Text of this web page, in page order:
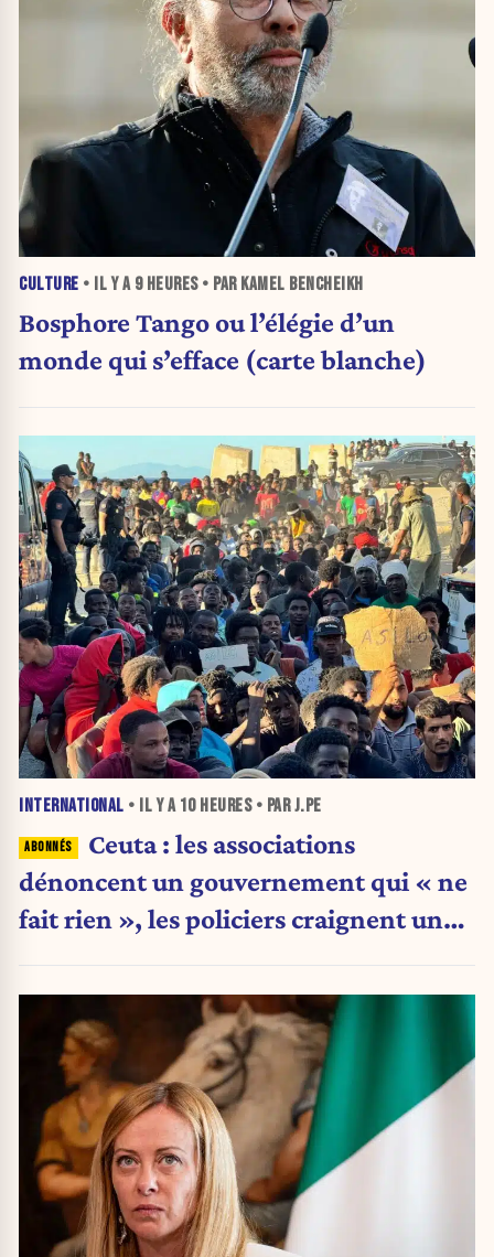
CULTURE • IL Y A 9 HEURES• PAR KAMEL BENCHEIKH
Bosphore Tango ou l’élégie d’un
monde qui s’efface (carte blanche)
INTERNATIONAL • IL Y A 10 HEURES• PAR J.PE
Ceuta : les associations
dénoncent un gouvernement qui « ne
fait rien », les policiers craignent une